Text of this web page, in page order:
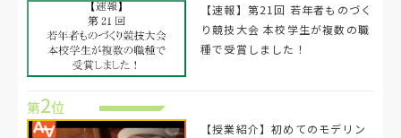
【速報】第21回 若年者ものづく
り競技大会 本校学生が複数の職
種で受賞しました！
第2位
【授業紹介】初めてのモデリン